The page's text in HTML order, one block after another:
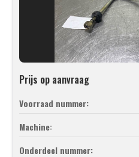
Prijs op aanvraag
Voorraad nummer:
Machine:
Onderdeel nummer: